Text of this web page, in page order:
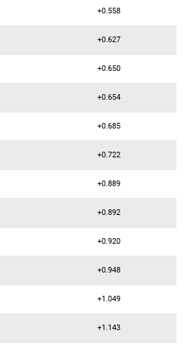
+0.558
+0.627
+0.650
+0.654
+0.685
+0.722
+0.889
+0.892
+0.920
+0.948
+1.049
+1.143